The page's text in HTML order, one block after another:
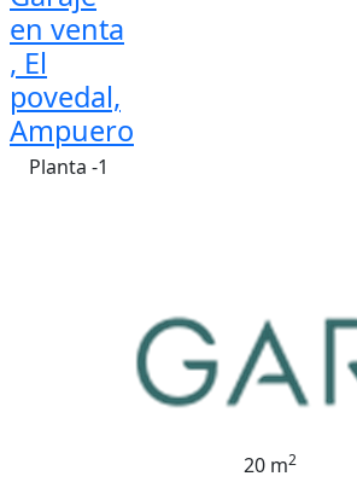
en venta
, El
povedal,
Ampuero
Planta -1
20 m2